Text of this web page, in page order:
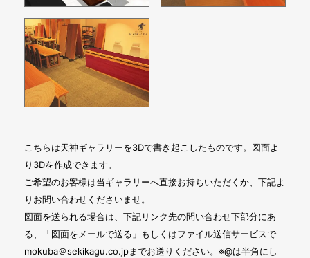
こちらは天神ギャラリーを3Dで書き起こしたものです。図面よ
り3Dを作成できます。
ご希望のお客様は当ギャラリーへ直接お持ちいただくか、下記よ
りお問い合わせくださいませ。
図面を送られる場合は、下記リンク先の問い合わせ下部分にあ
る、「図面をメールで送る」もしくはファイル送信サービスで
mokuba＠sekikagu.co.jpまでお送りください。※@は半角にし